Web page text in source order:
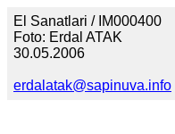
El Sanatlari / IM000400
Foto: Erdal ATAK
30.05.2006
erdalatak@sapinuva.info